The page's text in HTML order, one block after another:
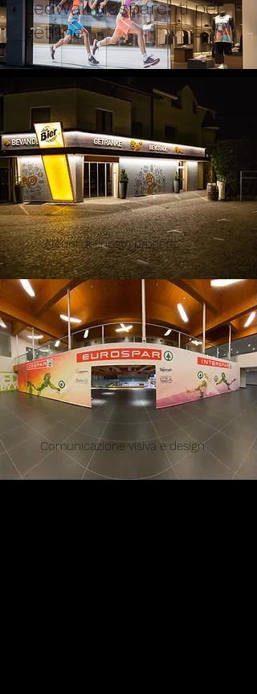
Ledwall trasparenti per
vetrine
Alcuni dei nostri progetti
Comunicazione visiva e design